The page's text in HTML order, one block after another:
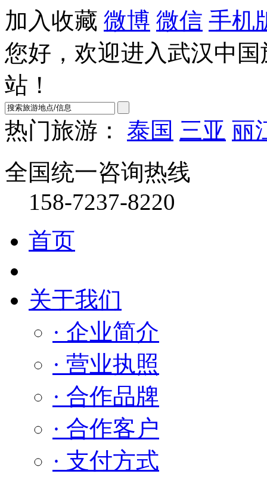
加入收藏 微博 微信 手机
您好，欢迎进入武汉中
站！
热门旅游：
泰国 三亚 丽
全国统一咨询热线
158-7237-8220
首页
关于我们
· 企业简介
· 营业执照
· 合作品牌
· 合作客户
· 支付方式